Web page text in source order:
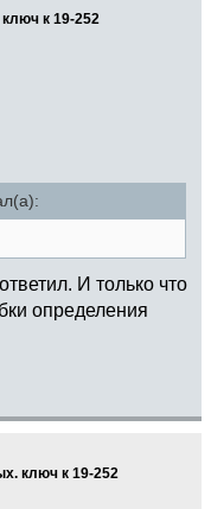
к 19-252
И только что
определения
ключ к 19-252